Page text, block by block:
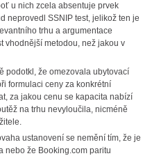
u nich zcela absentuje prvek
neprovedl SSNIP test, jelikož ten je
trhu a argumentace
vhodnější metodou, než jakou v
podotkl, že omezovala ubytovací
formulaci ceny za konkrétní
za jakou cenu se kapacita nabízí
na trhu nevyloučila, nicméně
ustanovení se nemění tím, že je
nebo že Booking.com paritu